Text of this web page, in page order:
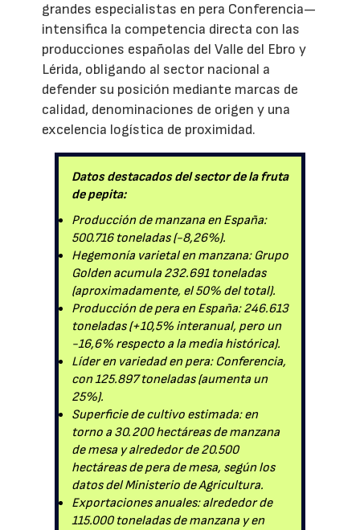
grandes especialistas en pera Conferencia—
intensifica la competencia directa con las
producciones españolas del Valle del Ebro y
Lérida, obligando al sector nacional a
defender su posición mediante marcas de
calidad, denominaciones de origen y una
excelencia logística de proximidad.
Datos destacados del sector de la fruta
de pepita:
Producción de manzana en España:
500.716 toneladas (-8,26%).
Hegemonía varietal en manzana: Grupo
Golden acumula 232.691 toneladas
(aproximadamente, el 50% del total).
Producción de pera en España: 246.613
toneladas (+10,5% interanual, pero un
-16,6% respecto a la media histórica).
Líder en variedad en pera: Conferencia,
con 125.897 toneladas (aumenta un
25%).
Superficie de cultivo estimada: en
torno a 30.200 hectáreas de manzana
de mesa y alrededor de 20.500
hectáreas de pera de mesa, según los
datos del Ministerio de Agricultura.
Exportaciones anuales: alrededor de
115.000 toneladas de manzana y en